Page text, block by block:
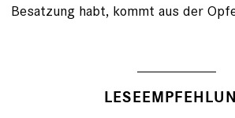
Besatzung habt, kommt aus der